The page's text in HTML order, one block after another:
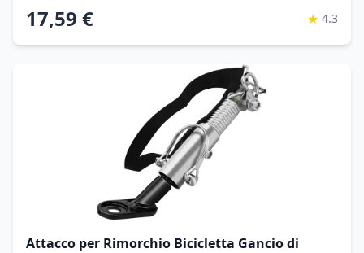
Compatible con I Comuni Reggisella per
Riciclette
17,59 € ★ 4.3
Attacco per Rimorchio Bicicletta Gancio di